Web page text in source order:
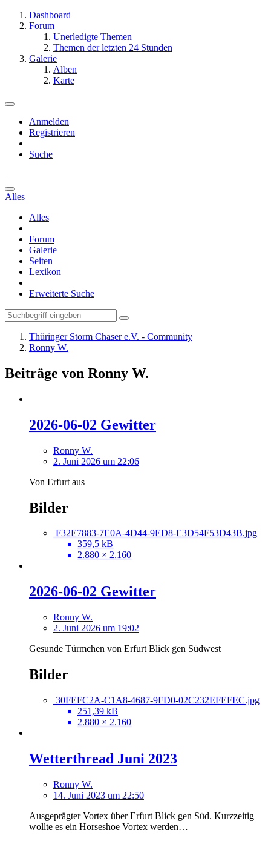
Dashboard
Forum
Unerledigte Themen
Themen der letzten 24 Stunden
Galerie
Alben
Karte
Anmelden
Registrieren
Suche
Alles
Alles
Forum
Galerie
Seiten
Lexikon
Erweiterte Suche
Thüringer Storm Chaser e.V. - Community
Ronny W.
Beiträge von Ronny W.
2026-06-02 Gewitter
Ronny W.
2. Juni 2026 um 22:06
Von Erfurt aus
Bilder
F32E7883-7E0A-4D44-9ED8-E3D54F53D43B.jpg
359,5 kB
2.880 × 2.160
2026-06-02 Gewitter
Ronny W.
2. Juni 2026 um 19:02
Gesunde Türmchen von Erfurt Blick gen Südwest
Bilder
30FEFC2A-C1A8-4687-9FD0-02C232EFEFEC.jpg
251,39 kB
2.880 × 2.160
Wetterthread Juni 2023
Ronny W.
14. Juni 2023 um 22:50
Ausgeprägter Vortex über Erfurt Blick gen Süd. Kurzzeitig
wollte es ein Horseshoe Vortex werden…